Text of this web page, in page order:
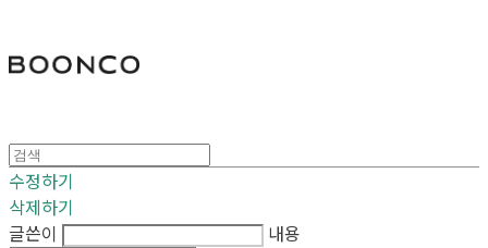
수정하기
삭제하기
글쓴이
내용